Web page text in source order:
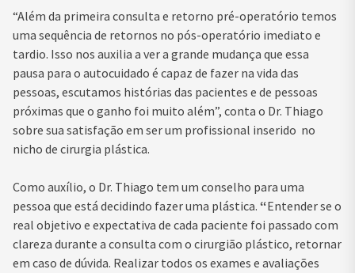
“Além da primeira consulta e retorno pré-operatório temos
uma sequência de retornos no pós-operatório imediato e
tardio. Isso nos auxilia a ver a grande mudança que essa
pausa para o autocuidado é capaz de fazer na vida das
pessoas, escutamos histórias das pacientes e de pessoas
próximas que o ganho foi muito além”, conta o Dr. Thiago
sobre sua satisfação em ser um profissional inserido no
nicho de cirurgia plástica.
Como auxílio, o Dr. Thiago tem um conselho para uma
pessoa que está decidindo fazer uma plástica. “Entender se o
real objetivo e expectativa de cada paciente foi passado com
clareza durante a consulta com o cirurgião plástico, retornar
em caso de dúvida. Realizar todos os exames e avaliações